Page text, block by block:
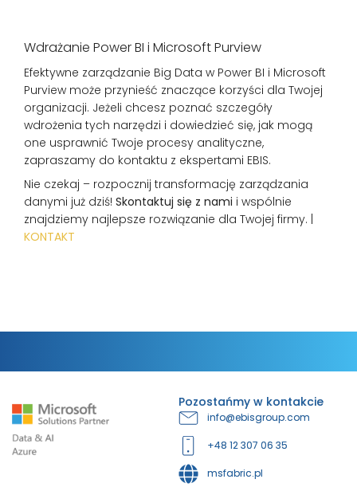
Wdrażanie Power BI i Microsoft Purview
Efektywne zarządzanie Big Data w Power BI i Microsoft
Purview może przynieść znaczące korzyści dla Twojej
organizacji. Jeżeli chcesz poznać szczegóły
wdrożenia tych narzędzi i dowiedzieć się, jak mogą
one usprawnić Twoje procesy analityczne,
zapraszamy do kontaktu z ekspertami EBIS.
Nie czekaj – rozpocznij transformację zarządzania
danymi już dziś! Skontaktuj się z nami i wspólnie
znajdziemy najlepsze rozwiązanie dla Twojej firmy. |
KONTAKT
Pozostańmy w kontakcie
info@ebisgroup.com
+48 12 307 06 35
msfabric.pl